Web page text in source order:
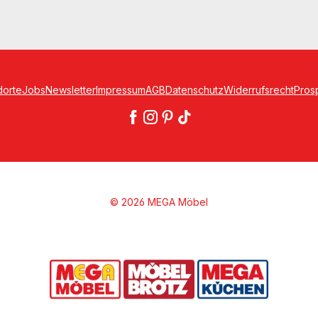
JobsNewsletterImpressumAGBDatenschutzWiderrufsrecht
© 2026 MEGA Möbel